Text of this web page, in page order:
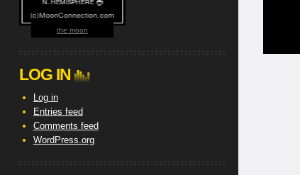
the moon
LOG IN
Log in
Entries feed
Comments feed
WordPress.org